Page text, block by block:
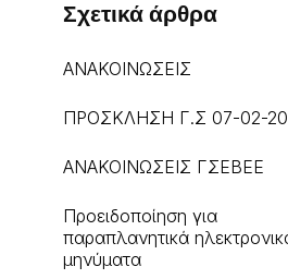
Σχετικά άρθρα
ΑΝΑΚΟΙΝΩΣΕΙΣ
ΠΡΟΣΚΛΗΣΗ Γ.Σ 07-02-
ΑΝΑΚΟΙΝΩΣΕΙΣ ΓΣΕΒΕΕ
Προειδοποίηση για
παραπλανητικά
μηνύματα